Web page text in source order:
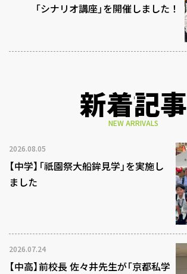
「シナリオ講座」を開催しました！
新着記事
NEW ARRIVALS
2026.08.05
【中学】「祇園祭大船鉾見学」を実施し
ました
2026.07.24
【中高】前校長 佐々井先生が「京都私学